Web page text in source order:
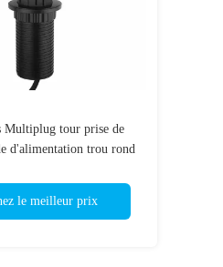
Multiplug tour prise de
d'alimentation trou rond
le meilleur prix